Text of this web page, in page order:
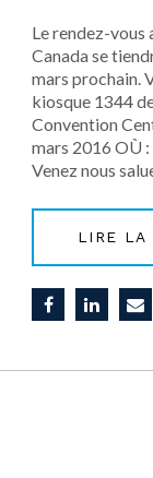
Le rendez-vous
Canada se
mars prochain.
kiosque 1344
Convention
mars 2016 OÙ
Venez nous
LIRE LA